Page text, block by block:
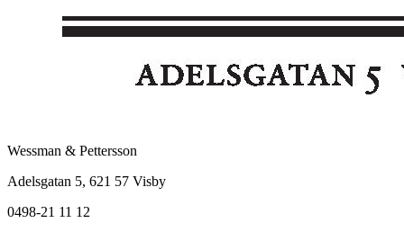
Wessman & Pettersson
Adelsgatan 5, 621 57 Visby
0498-21 11 12